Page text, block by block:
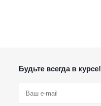
Будьте всегда в курсе!